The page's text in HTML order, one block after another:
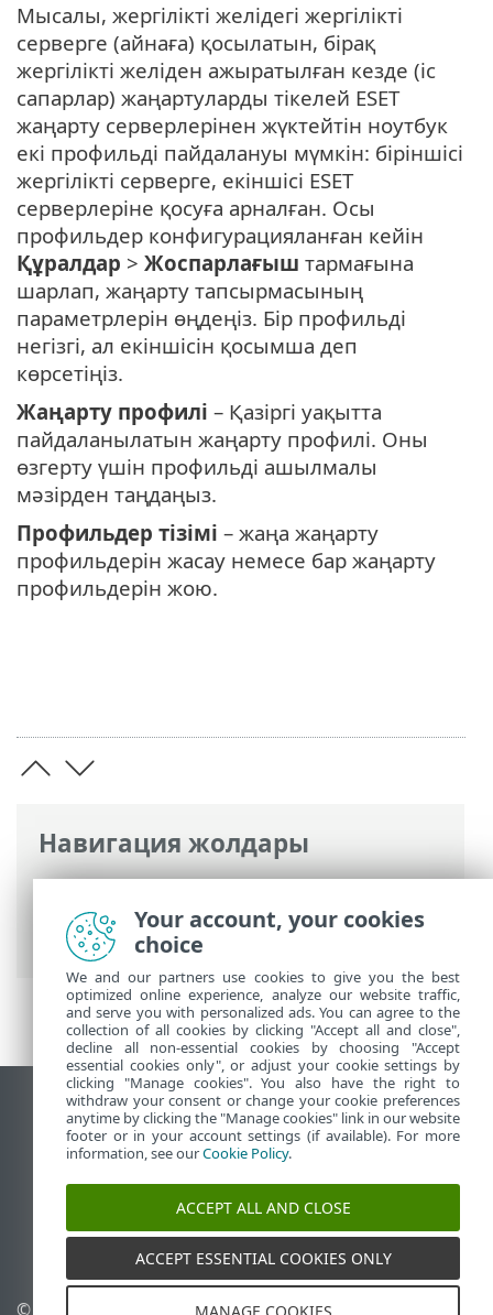
Навигация жолдары
ESET онлайн анықтамасы>ESET
Endpoint Antivirus>Іске кірісу >
Профильдер
Мысалы, жергілікті желідегі жергілікті
серверге (айнаға) қосылатын, бірақ
жергілікті желіден ажыратылған кезде (іс
сапарлар) жаңартуларды тікелей ESET
жаңарту серверлерінен жүктейтін ноутбук
екі профильді пайдалануы мүмкін: біріншісі
жергілікті серверге, екіншісі ESET
серверлеріне қосуға арналған. Осы
профильдер конфигурацияланған кейін
Құралдар > Жоспарлағыш тармағына
шарлап, жаңарту тапсырмасының
параметрлерін өңдеңіз. Бір профильді
негізгі, ал екіншісін қосымша деп
көрсетіңіз.
Жаңарту профилі – Қазіргі уақытта
пайдаланылатын жаңарту профилі. Оны
өзгерту үшін профильді ашылмалы
мәзірден таңдаңыз.
Профильдер тізімі – жаңа жаңарту
профильдерін жасау немесе бар жаңарту
профильдерін жою.
Жұмыс үстеліндегі сайтты қарау
End of Life
ESET білім қоры
ESET форумы
ESET Status Portal
Аймақтық қолдау
© 1992 - 2026 ESET, spol. s Cookie файлдарын
Your account, your cookies
choice
We and our partners use cookies to give you the best
optimized online experience, analyze our website traffic,
and serve you with personalized ads. You can agree to the
collection of all cookies by clicking "Accept all and close",
decline all non-essential cookies by choosing "Accept
essential cookies only", or adjust your cookie settings by
clicking "Manage cookies". You also have the right to
withdraw your consent or change your cookie preferences
anytime by clicking the "Manage cookies" link in our website
footer or in your account settings (if available). For more
information, see ourCookie Policy.
ACCEPT ALL AND CLOSE
ACCEPT ESSENTIAL COOKIES ONLY